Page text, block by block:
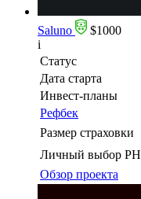
Saluno
$1000
i
Статус
Дата старта
Инвест-планы
Рефбек
Размер страховки
Личный выбор PH
Обзор проекта